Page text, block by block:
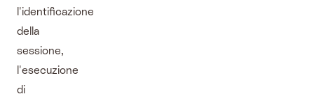
l'identificazione
della
sessione,
l'esecuzione
di